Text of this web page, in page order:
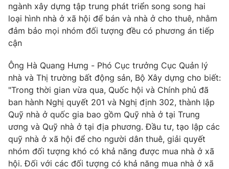
ngành xây dựng tập trung phát triển song song hai
loại hình nhà ở xã hội để bán và nhà ở cho thuê, nhằm
đảm bảo mọi nhóm đối tượng đều có phương án tiếp
cận
Ông Hà Quang Hưng - Phó Cục trưởng Cục Quản lý
nhà và Thị trường bất động sản, Bộ Xây dựng cho biết:
"Trong thời gian vừa qua, Quốc hội và Chính phủ đã
ban hành Nghị quyết 201 và Nghị định 302, thành lập
Quỹ nhà ở quốc gia bao gồm Quỹ nhà ở tại Trung
ương và Quỹ nhà ở tại địa phương. Đầu tư, tạo lập các
quỹ nhà ở xã hội để cho người dân thuê, giải quyết
nhóm đối tượng khó có khả năng được mua nhà ở xã
hội. Đối với các đối tượng có khả năng mua nhà ở xã